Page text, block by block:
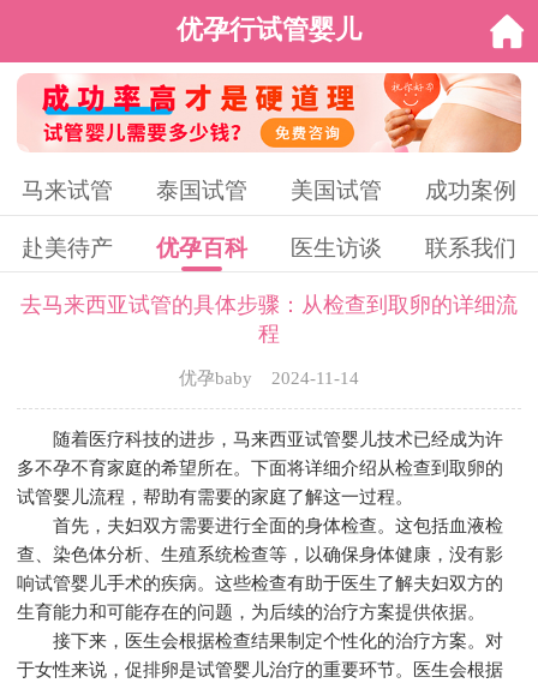
优孕行试管婴儿
马来试管 泰国试管 美国试管 成功案例
赴美待产 优孕百科 医生访谈 联系我们
去马来西亚试管的具体步骤：从检查到取卵的详细流
程
优孕baby 2024-11-14
随着医疗科技的进步，马来西亚试管婴儿技术已经成为许
多不孕不育家庭的希望所在。下面将详细介绍从检查到取卵的
试管婴儿流程，帮助有需要的家庭了解这一过程。
首先，夫妇双方需要进行全面的身体检查。这包括血液检
查、染色体分析、生殖系统检查等，以确保身体健康，没有影
响试管婴儿手术的疾病。这些检查有助于医生了解夫妇双方的
生育能力和可能存在的问题，为后续的治疗方案提供依据。
接下来，医生会根据检查结果制定个性化的治疗方案。对
于女性来说，促排卵是试管婴儿治疗的重要环节。医生会根据